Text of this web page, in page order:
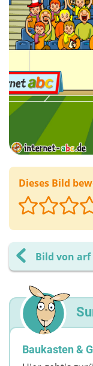
Dieses Bild
Bild von arf
Baukasten &